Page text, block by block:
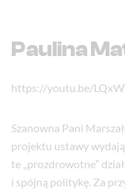
Paulina
https://youtu.be/
Szanowna Pani
projektu ustawy wydają
te „prozdrowotne”
i spójną politykę. Za